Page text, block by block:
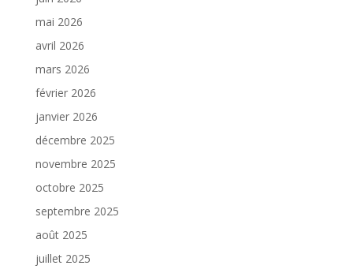
mai 2026
avril 2026
mars 2026
février 2026
janvier 2026
décembre 2025
novembre 2025
octobre 2025
septembre 2025
août 2025
juillet 2025